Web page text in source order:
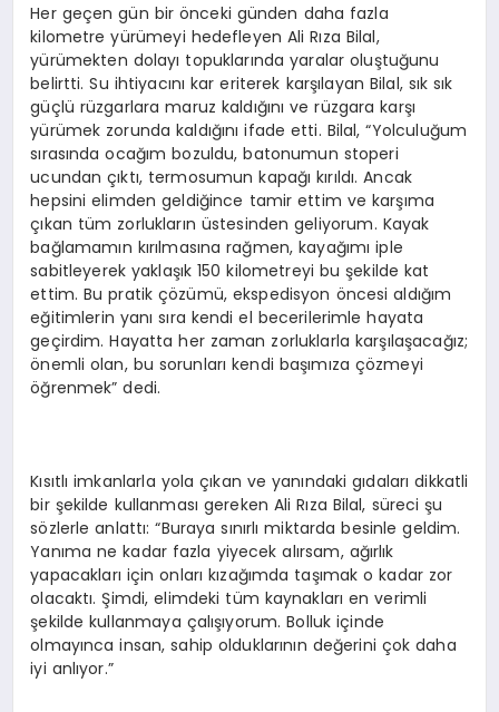
Her geçen gün bir önceki günden daha fazla
kilometre yürümeyi hedefleyen Ali Rıza Bilal,
yürümekten dolayı topuklarında yaralar oluştuğunu
belirtti. Su ihtiyacını kar eriterek karşılayan Bilal, sık sık
güçlü rüzgarlara maruz kaldığını ve rüzgara karşı
yürümek zorunda kaldığını ifade etti. Bilal, “Yolculuğum
sırasında ocağım bozuldu, batonumun stoperi
ucundan çıktı, termosumun kapağı kırıldı. Ancak
hepsini elimden geldiğince tamir ettim ve karşıma
çıkan tüm zorlukların üstesinden geliyorum. Kayak
bağlamamın kırılmasına rağmen, kayağımı iple
sabitleyerek yaklaşık 150 kilometreyi bu şekilde kat
ettim. Bu pratik çözümü, ekspedisyon öncesi aldığım
eğitimlerin yanı sıra kendi el becerilerimle hayata
geçirdim. Hayatta her zaman zorluklarla karşılaşacağız;
önemli olan, bu sorunları kendi başımıza çözmeyi
öğrenmek” dedi.
Kısıtlı imkanlarla yola çıkan ve yanındaki gıdaları dikkatli
bir şekilde kullanması gereken Ali Rıza Bilal, süreci şu
sözlerle anlattı: “Buraya sınırlı miktarda besinle geldim.
Yanıma ne kadar fazla yiyecek alırsam, ağırlık
yapacakları için onları kızağımda taşımak o kadar zor
olacaktı. Şimdi, elimdeki tüm kaynakları en verimli
şekilde kullanmaya çalışıyorum. Bolluk içinde
olmayınca insan, sahip olduklarının değerini çok daha
iyi anlıyor.”